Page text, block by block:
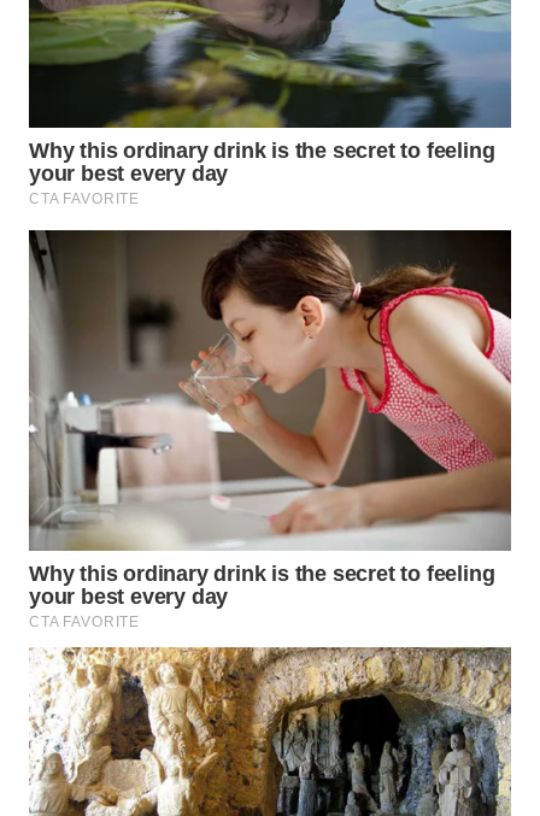
WN
WN
TANJUNG
WN
SIMALUNGUN
WN
LABUHANBATU
WN
TAPANULI
TENGAH
WN DELI
SERDANG
WN
TEBING
TINGGI